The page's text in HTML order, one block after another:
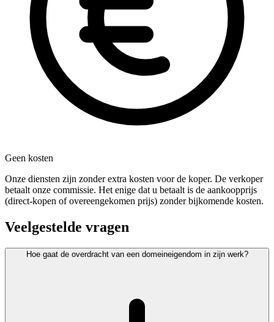
Geen kosten
Onze diensten zijn zonder extra kosten voor de koper. De verkoper
betaalt onze commissie. Het enige dat u betaalt is de aankoopprijs
(direct-kopen of overeengekomen prijs) zonder bijkomende kosten.
Veelgestelde vragen
Hoe gaat de overdracht van een domeineigendom in zijn werk?